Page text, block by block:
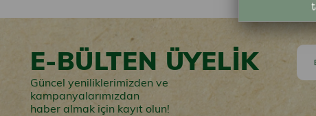
E-BÜLTEN ÜYELİK
Güncel yeniliklerimizden ve
kampanyalarımızdan
haber almak için kayıt olun!